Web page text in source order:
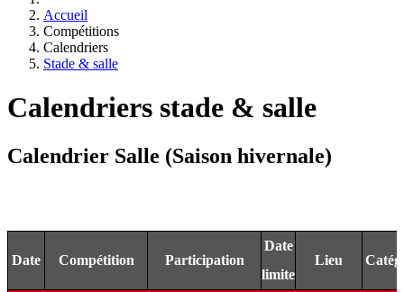
Accueil
Compétitions
Calendriers
Stade & salle
Calendriers stade & salle
Calendrier Salle (Saison hivernale)
Date Compétition Participation
Date
limite
Lieu